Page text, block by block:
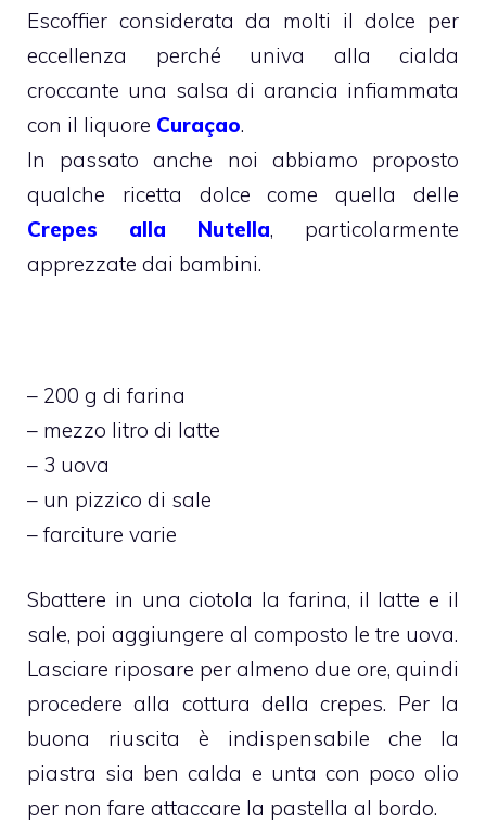
Escoffier considerata da molti il dolce per
eccellenza perché univa alla cialda
croccante una salsa di arancia infiammata
con il liquore Curaçao.
In passato anche noi abbiamo proposto
qualche ricetta dolce come quella delle
Crepes alla Nutella, particolarmente
apprezzate dai bambini.
– 200 g di farina
– mezzo litro di latte
– 3 uova
– un pizzico di sale
– farciture varie
Sbattere in una ciotola la farina, il latte e il
sale, poi aggiungere al composto le tre uova.
Lasciare riposare per almeno due ore, quindi
procedere alla cottura della crepes. Per la
buona riuscita è indispensabile che la
piastra sia ben calda e unta con poco olio
per non fare attaccare la pastella al bordo.